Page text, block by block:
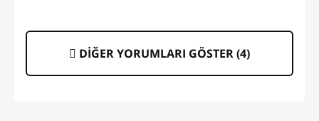
DİĞER YORUMLARI GÖSTER (4)